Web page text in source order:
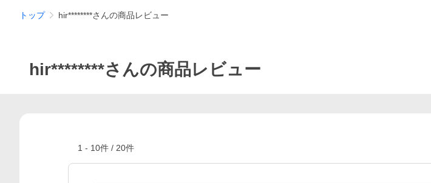
トップ hir********さんの商品レビュー
hir********さんの商品レビュー
1 - 10件 / 20件